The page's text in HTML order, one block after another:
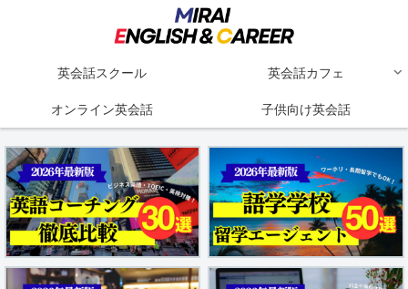
英会話スクール 英会話カフェ
オンライン英会話 子供向け英会話